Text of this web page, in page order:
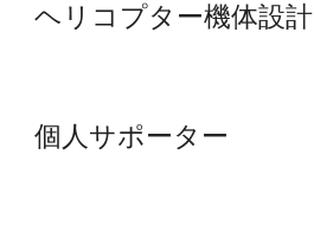
ヘリコプター機体設計
個人サポーター